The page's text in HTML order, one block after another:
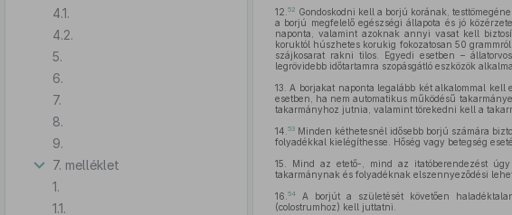
4.1.
4.2.
5.
6.
7.
8.
9.
7. melléklet
1.
1.1.
12. 52 Gondoskodni kell a borjú korának,
a borjú megfelelő egészségi állapota és jó
naponta, valamint azoknak annyi vasat kell
koruktól húszhetes korukig fokozatosan 50
szájkosarat rakni tilos. Egyedi esetben –
legrövidebb időtartamra szopásgátló eszközök
13. A borjakat naponta legalább két alkalommal kell
esetben, ha nem automatikus működésű
takarmányhoz jutnia, valamint törekedni kell a
14. 53Minden kéthetesnél idősebb borjú számára
folyadékkal kielégíthesse. Hőség vagy betegség
15.
Mind az etető-, mind az itatóberendezést
takarmánynak és folyadéknak elszennyeződési
16. 54A borjút a születését követően
(colostrumhoz) kell juttatni.